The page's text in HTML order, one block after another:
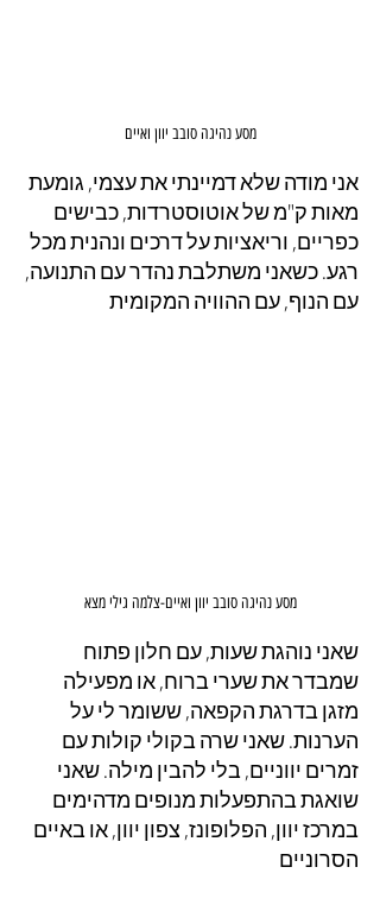
מסע נהיגה סובב יוון ואיים
אני מודה שלא דמיינתי את עצמי, גומעת
מאות ק"מ של אוטוסטרדות, כבישים
כפריים, וריאציות על דרכים ונהנית מכל
רגע. כשאני משתלבת נהדר עם התנועה,
עם הנוף, עם ההוויה המקומית
מסע נהיגה סובב יוון ואיים-צלמה גילי מצא
שאני נוהגת שעות, עם חלון פתוח
שמבדר את שערי ברוח, או מפעילה
מזגן בדרגת הקפאה, ששומר לי על
הערנות. שאני שרה בקולי קולות עם
זמרים יווניים, בלי להבין מילה. שאני
שואגת בהתפעלות מנופים מדהימים
במרכז יוון, הפלופונז, צפון יוון, או באיים
הסרוניים